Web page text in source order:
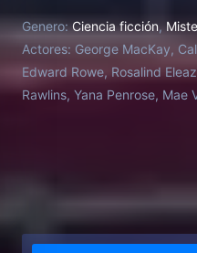
volver a hacerse a la
suerte del devastado
a bordo del barco en un
joven familia. Junto a él,
como si fueran la
Genero: Ciencia ficción,
Actores: George MacKay,
Edward Rowe, Rosalind
Rawlins, Yana Penrose, Mae